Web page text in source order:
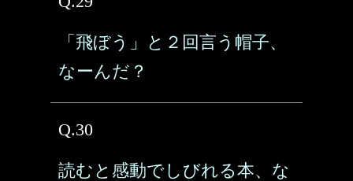
「飛ぼう」と２回言う帽子、
なーんだ？
Q.30
読むと感動でしびれる本、な